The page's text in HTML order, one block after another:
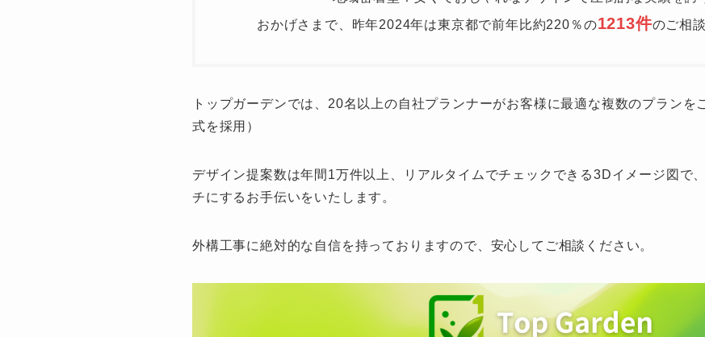
おかげさまで、昨年2024年は東京都で前年比約220％の1213件のご相
トップガーデンでは、20名以上の自社プランナーがお客様に最適な複数のプランを
式を採用）
デザイン提案数は年間1万件以上、リアルタイムでチェックできる3Dイメージ図で
チにするお手伝いをいたします。
外構工事に絶対的な自信を持っておりますので、安心してご相談ください。